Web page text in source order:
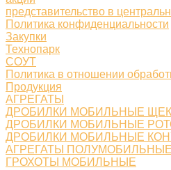
представительство в
Политика конфиденциальности
Закупки
Технопарк
СОУТ
Политика в отношении
Продукция
АГРЕГАТЫ
ДРОБИЛКИ МОБИЛЬНЫЕ
ДРОБИЛКИ МОБИЛЬНЫЕ
ДРОБИЛКИ МОБИЛЬНЫЕ
АГРЕГАТЫ ПОЛУМОБИЛЬНЫЕ
ГРОХОТЫ МОБИЛЬНЫЕ